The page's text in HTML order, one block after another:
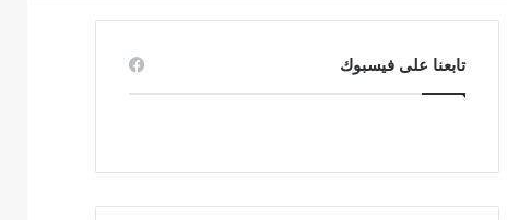
تابعنا على فيسبوك